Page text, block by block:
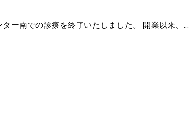
ー南での診療を終了いたしました。 開業以来、...